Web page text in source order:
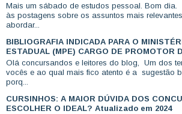
Mais um sábado de estudos pessoal. Bom dia.
às postagens sobre os assuntos mais
abordar...
BIBLIOGRAFIA INDICADA PARA O
ESTADUAL (MPE) CARGO DE PROMOTOR
Olá concursandos e leitores do blog, Um dos
vocês e ao qual mais fico atento é a sugestão
porq...
CURSINHOS: A MAIOR DÚVIDA DOS
ESCOLHER O IDEAL? Atualizado em 2024